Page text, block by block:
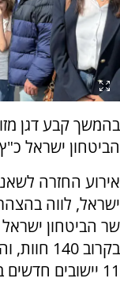
בהמשך קבע דגן
הביטחון ישראל
אירוע החזרה
ישראל, לווה
שר הביטחון ישראל
בקרוב
11 יישובים חדשים בצפון השומרון.